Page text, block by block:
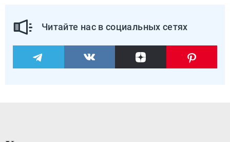
Читайте нас в социальных сетях